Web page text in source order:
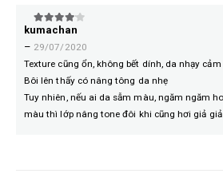
4trên 5
kumachan
– 29/07/2020
Texture cũng ổn, không bết dính, da nhạy
Bôi lên thấy có nâng tông da nhẹ
Tuy nhiên, nếu ai da sẫm màu, ngăm ngăm
màu thì lớp nâng tone đôi khi cũng hơi giả